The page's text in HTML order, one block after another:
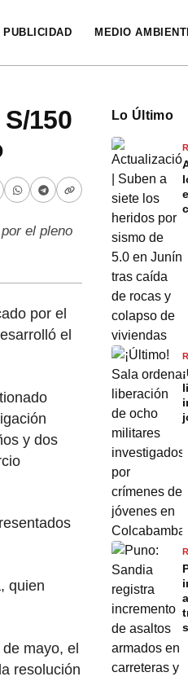
PUBLICIDAD MEDIO
150
el pleno
por el
el
y dos
quien
mayo, el
resolución
Lo Último